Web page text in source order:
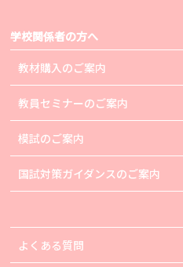
学校関係者の方へ
教材購入のご案内
教員セミナーのご案内
模試のご案内
国試対策ガイダンスのご案内
よくある質問